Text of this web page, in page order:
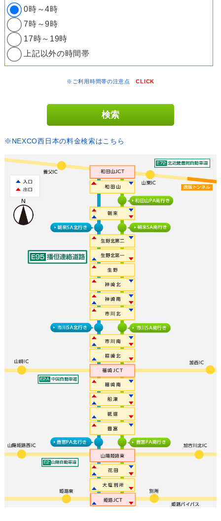
0時～4時
7時～9時
17時～19時
上記以外の時間帯
※ご利用時間帯の注意点CLICK
※NEXCO西日本の料金検索はこちら